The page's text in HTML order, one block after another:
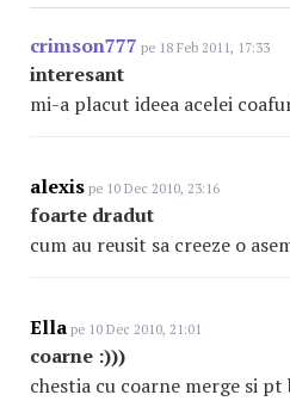
crimson777 pe 18 Feb 2011, 17:33
interesant
mi-a placut ideea acelei
alexis pe 10 Dec 2010, 23:16
foarte dradut
cum au reusit sa creeze o
Ella pe 10 Dec 2010, 21:01
coarne :)))
chestia cu coarne merge si